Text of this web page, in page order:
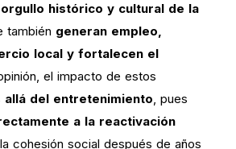
histórico y cultural de la
también generan empleo,
local y fortalecen el
el impacto de estos
allá del entretenimiento, pues
a la reactivación
cohesión social después de años